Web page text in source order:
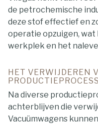
de petrochemische
deze stof effectief en
operatie opzuigen, wat
werkplek en het
HET VERWIJDEREN
Na diverse
achterblijven die
Vacuümwagens